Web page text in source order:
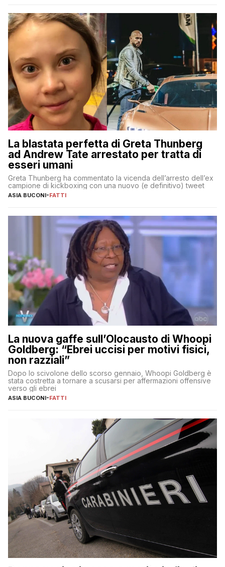
La blastata perfetta di Greta Thunberg
ad Andrew Tate arrestato per tratta di
esseri umani
Greta Thunberg ha commentato la vicenda dell’arresto dell’ex
campione di kickboxing con una nuovo (e definitivo) tweet
ASIA BUCONI-FATTI
La nuova gaffe sull’Olocausto di Whoopi
Goldberg: “Ebrei uccisi per motivi fisici,
non razziali”
Dopo lo scivolone dello scorso gennaio, Whoopi Goldberg è
stata costretta a tornare a scusarsi per affermazioni offensive
verso gli ebrei
ASIA BUCONI-FATTI